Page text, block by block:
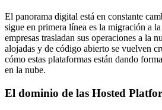
El panorama digital está en constante
sigue en primera línea es la migración a
empresas trasladan sus operaciones a la
alojadas y de código abierto se vuelven
cómo estas plataformas están dando
en la nube.
El dominio de las Hosted